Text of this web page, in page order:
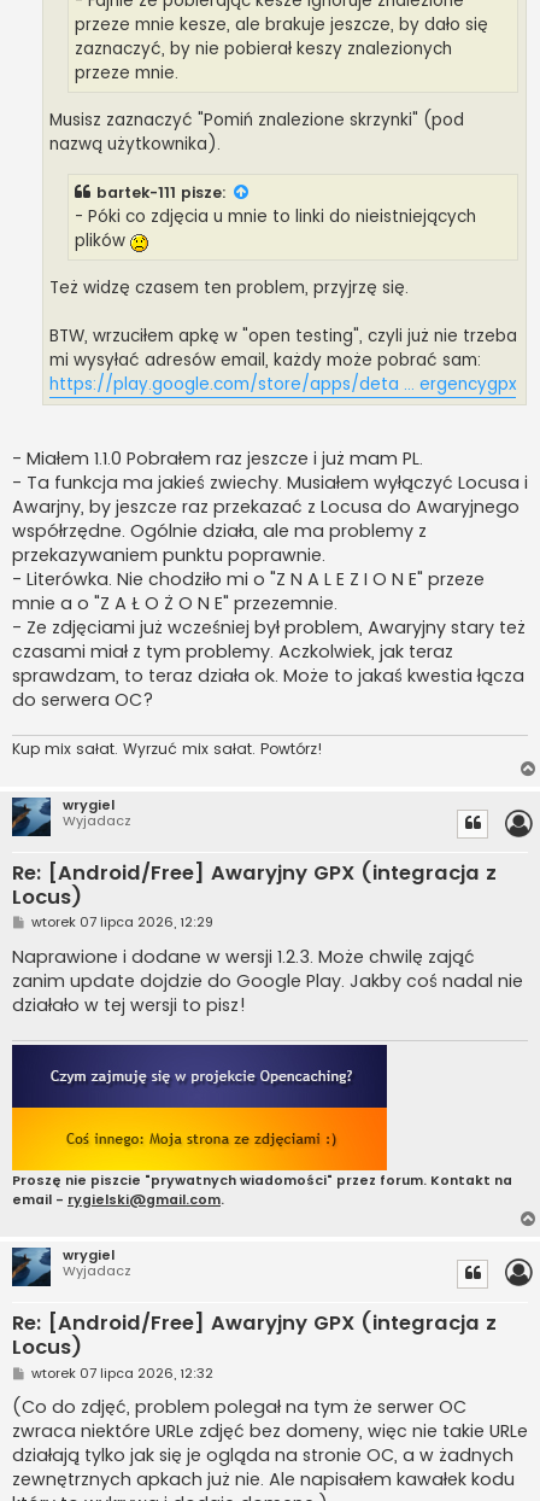
przeze mnie kesze, ale brakuje jeszcze, by dało się
zaznaczyć, by nie pobierał keszy znalezionych
przeze mnie.
Musisz zaznaczyć "Pomiń znalezione skrzynki" (pod
nazwą użytkownika).
bartek-111 pisze:
- Póki co zdjęcia u mnie to linki do nieistniejących
plików
Też widzę czasem ten problem, przyjrzę się.
BTW, wrzuciłem apkę w "open testing", czyli już nie trzeba
mi wysyłać adresów email, każdy może pobrać sam:
https://play.google.com/store/apps/deta ... ergencygpx
- Miałem 1.1.0 Pobrałem raz jeszcze i już mam PL.
- Ta funkcja ma jakieś zwiechy. Musiałem wyłączyć Locusa i
Awarjny, by jeszcze raz przekazać z Locusa do Awaryjnego
współrzędne. Ogólnie działa, ale ma problemy z
przekazywaniem punktu poprawnie.
- Literówka. Nie chodziło mi o "Z N A L E Z I O N E" przeze
mnie a o "Z A Ł O Ż O N E" przezemnie.
- Ze zdjęciami już wcześniej był problem, Awaryjny stary też
czasami miał z tym problemy. Aczkolwiek, jak teraz
sprawdzam, to teraz działa ok. Może to jakaś kwestia łącza
do serwera OC?
Kup mix sałat. Wyrzuć mix sałat. Powtórz!
wrygiel
Wyjadacz
Re: [Android/Free] Awaryjny GPX (integracja z
Locus)
P
s
t
wtorek 07 lipca 2026, 12:29
Naprawione i dodane w wersji 1.2.3. Może chwilę zająć
zanim update dojdzie do Google Play. Jakby coś nadal nie
działało w tej wersji to pisz!
Proszę nie piszcie "prywatnych wiadomości" przez forum. Kontakt na
email - rygielski@gmail.com.
wrygiel
Wyjadacz
Re: [Android/Free] Awaryjny GPX (integracja z
Locus)
P
s
t
wtorek 07 lipca 2026, 12:32
(Co do zdjęć, problem polegał na tym że serwer OC
zwraca niektóre URLe zdjęć bez domeny, więc nie takie URLe
działają tylko jak się je ogląda na stronie OC, a w żadnych
zewnętrznych apkach już nie. Ale napisałem kawałek kodu